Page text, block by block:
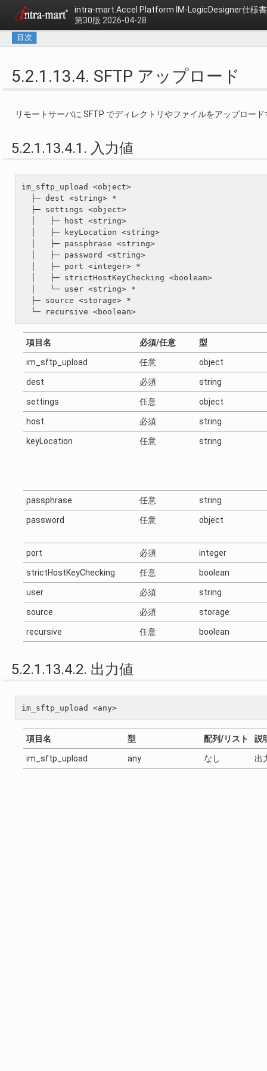
intra-mart Accel Platform IM-LogicDesigner仕様書
第30版 2026-04-28
目次
5.2.1.13.4. SFTP アップロード
リモートサーバに SFTP でディレクトリやファイルをアップロー
5.2.1.13.4.1. 入力値
im_sftp_upload <object>
  ├─ dest <string> *
  ├─ settings <object>
  │   ├─ host <string>
  │   ├─ keyLocation <string>
  │   ├─ passphrase <string>
  │   ├─ password <string>
  │   ├─ port <integer> *
  │   ├─ strictHostKeyChecking <boolean>
  │   └─ user <string> *
  ├─ source <storage> *
項目名 必須/任意 型
im_sftp_upload 任意 object
dest 必須 string
settings 任意 object
host 必須 string
keyLocation 任意 string
passphrase 任意 string
password 任意 object
port 必須 integer
strictHostKeyChecking 任意 boolean
user 必須 string
source 必須 storage
recursive 任意 boolean
5.2.1.13.4.2. 出力値
項目名 型 配列/リスト 説
im_sftp_upload any なし 出